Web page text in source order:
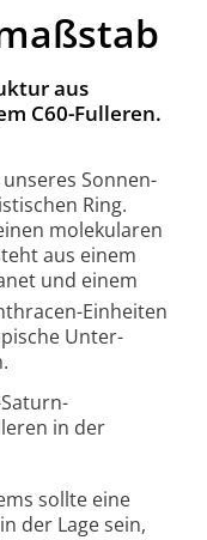
aus
C60-Fulleren.
Sonnen­
Ring.
moleku­laren
aus einem
und einem
Einheiten
Unter­
in der
sollte eine
der Lage sein,